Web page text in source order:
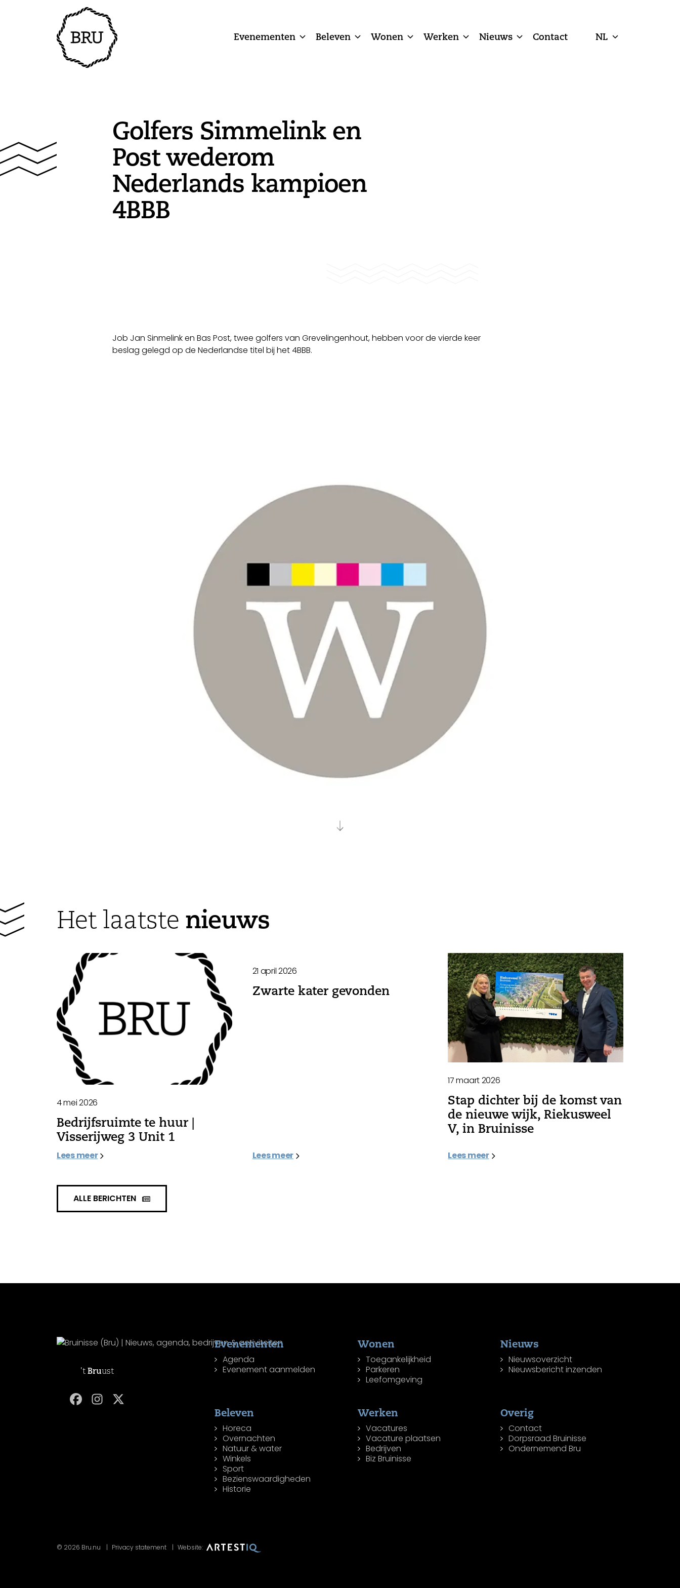
Evenementen Beleven Wonen Werken Nieuws Contact NL
Golfers Simmelink en
Post wederom
Nederlands kampioen
4BBB
Job Jan Sinmelink en Bas Post, twee golfers van Grevelingenhout, hebben voor de vierde keer
beslag gelegd op de Nederlandse titel bij het 4BBB.
Het laatste nieuws
4 mei 2026
Bedrijfsruimte te huur |
Visserijweg 3 Unit 1
Lees meer
21 april 2026
Zwarte kater gevonden
Lees meer
17 maart 2026
Stap dichter bij de komst van
de nieuwe wijk, Riekusweel
V, in Bruinisse
Lees meer
ALLE BERICHTEN
't Bruust
Evenementen
Agenda
Evenement aanmelden
Wonen
Toegankelijkheid
Parkeren
Leefomgeving
Nieuws
Nieuwsoverzicht
Nieuwsbericht inzenden
Beleven
Horeca
Overnachten
Natuur & water
Winkels
Sport
Bezienswaardigheden
Historie
Werken
Vacatures
Vacature plaatsen
Bedrijven
Biz Bruinisse
Overig
Contact
Dorpsraad Bruinisse
Ondernemend Bru
© 2026 Bru.nu Privacy statement Website: